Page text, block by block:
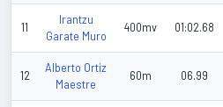
11
Irantzu
Garate Muro
400mv 01:02.68
12
Alberto Ortiz
Maestre
60m 06.99